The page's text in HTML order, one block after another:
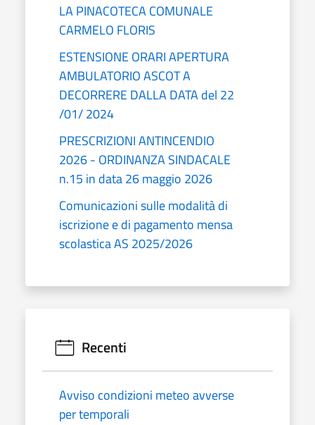
LA PINACOTECA COMUNALE
CARMELO FLORIS
ESTENSIONE ORARI APERTURA
AMBULATORIO ASCOT A
DECORRERE DALLA DATA del 22
/01/ 2024
PRESCRIZIONI ANTINCENDIO
2026 - ORDINANZA SINDACALE
n.15 in data 26 maggio 2026
Comunicazioni sulle modalità di
iscrizione e di pagamento mensa
scolastica AS 2025/2026
Recenti
Avviso condizioni meteo avverse
per temporali